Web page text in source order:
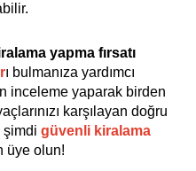
yapma fırsatı
ı bulmanıza yardımcı
inceleme yaparak birden
karşılayan doğru
şimdi güvenli kiralama
üye olun!